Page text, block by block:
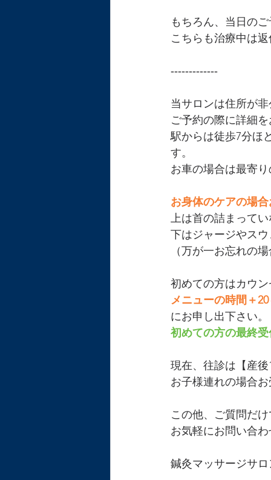
もちろん、当日の
こちらも治療中は
‐‐‐‐‐‐‐‐‐‐‐‐‐
当サロンは住所が
ご予約の際に詳細
駅からは徒歩7分ほ
す。
お車の場合は最寄
お身体のケアの場
上は首の詰まって
下はジャージやス
（万が一お忘れの
初めての方はカウ
メニューの時間＋
にお申し出下さい。
初めての方の最終
現在、往診は【産
お子様連れの場合
この他、ご質問だ
お気軽にお問い合
鍼灸マッサージサ